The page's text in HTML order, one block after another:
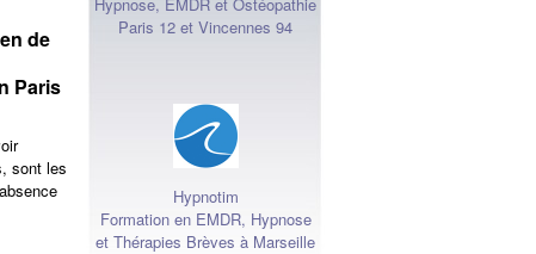
de
Paris
sont les
Paris 12 et Vincennes 94
Hypnotim
Formation en EMDR, Hypnose
et Thérapies Brèves à Marseille